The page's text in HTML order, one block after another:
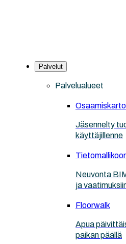
Palvelut
Palvelualueet
Jäsennelty
käyttäjillenne
Neuvonta
ja
Floorwalk
Apua
paikan päällä